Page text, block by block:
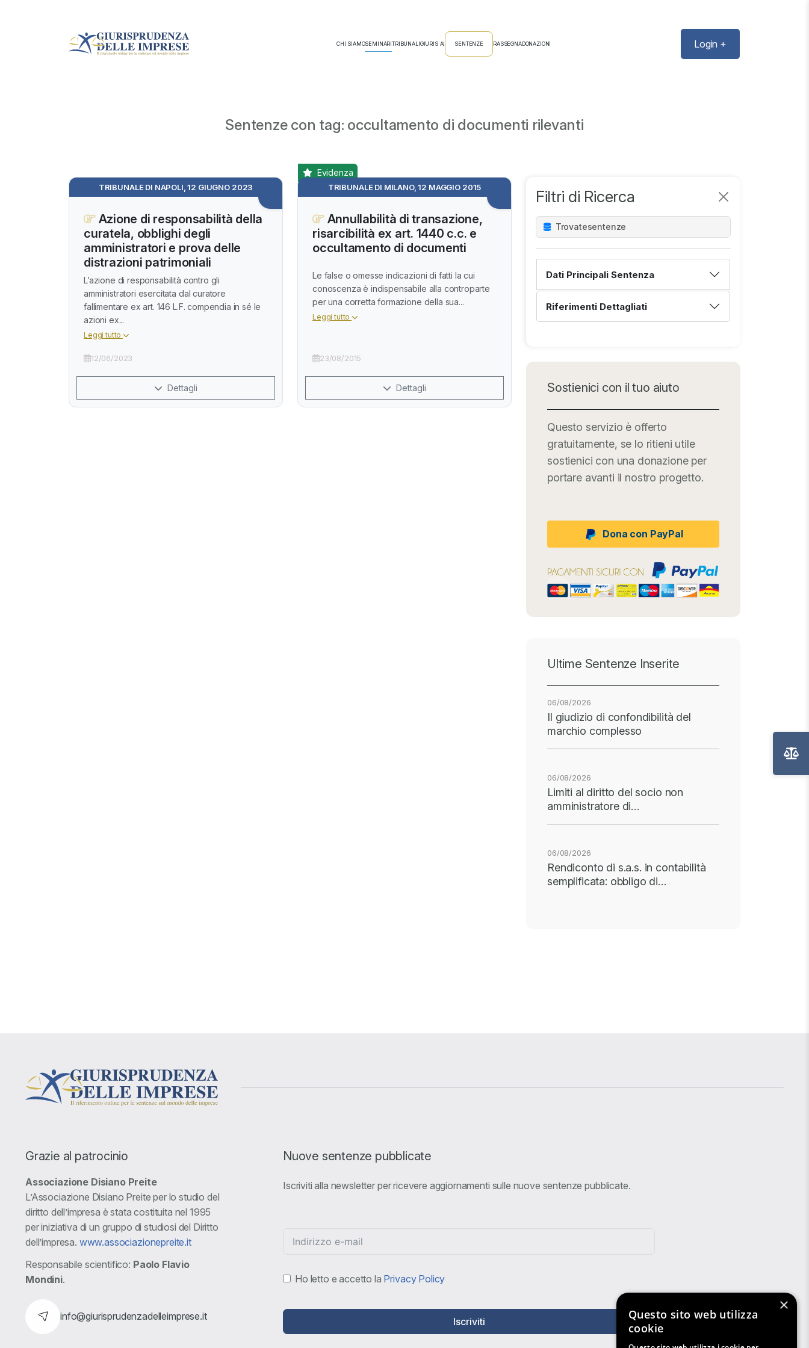
CHI SIAMOSEMINARITRIBUNALIGIURIS AI SENTENZE RASSEGNADONAZIONI Login +
Sentenze con tag: occultamento di documenti rilevanti
Filtri di Ricerca
Trovatesentenze
Dati Principali Sentenza
Riferimenti Dettagliati
Sostienici con il tuo aiuto
Questo servizio è offerto
gratuitamente, se lo ritieni utile
sostienici con una donazione per
portare avanti il nostro progetto.
Dona con PayPal
Ultime Sentenze Inserite
06/08/2026
Il giudizio di confondibilità del
marchio complesso
06/08/2026
Limiti al diritto del socio non
amministratore di…
06/08/2026
Rendiconto di s.a.s. in contabilità
semplificata: obbligo di…
TRIBUNALE DI NAPOLI, 12 GIUGNO 2023
Azione di responsabilità della
curatela, obblighi degli
amministratori e prova delle
distrazioni patrimoniali
L’azione di responsabilità contro gli
amministratori esercitata dal curatore
fallimentare ex art. 146 L.F. compendia in sé le
azioni ex...
Leggi tutto
12/06/2023
Dettagli
TRIBUNALE DI MILANO, 12 MAGGIO 2015
Evidenza
Annullabilità di transazione,
risarcibilità ex art. 1440 c.c. e
occultamento di documenti
Le false o omesse indicazioni di fatti la cui
conoscenza è indispensabile alla controparte
per una corretta formazione della sua...
Leggi tutto
23/08/2015
Dettagli
Grazie al patrocinio
Associazione Disiano Preite
L’Associazione Disiano Preite per lo studio del
diritto dell’impresa è stata costituita nel 1995
per iniziativa di un gruppo di studiosi del Diritto
dell’impresa. www.associazionepreite.it
Responsabile scientifico: Paolo Flavio
Mondini.
info@giurisprudenzadelleimprese.it
Nuove sentenze pubblicate
Iscriviti alla newsletter per ricevere aggiornamenti sulle nuove sentenze pubblicate.
Ho letto e accetto la Privacy Policy
Iscriviti
×
Questo sito web utilizza
cookie